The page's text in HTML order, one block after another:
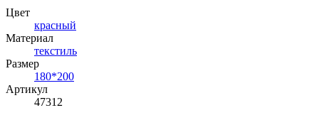
Цвет
красный
Материал
текстиль
Размер
180*200
Артикул
47312